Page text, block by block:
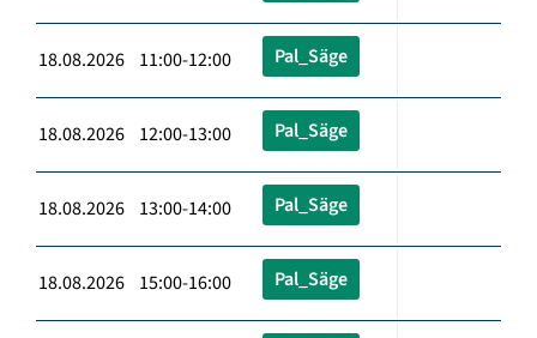
18.08.2026 11:00-12:00 Pal_Säge
18.08.2026 12:00-13:00 Pal_Säge
18.08.2026 13:00-14:00 Pal_Säge
18.08.2026 15:00-16:00 Pal_Säge